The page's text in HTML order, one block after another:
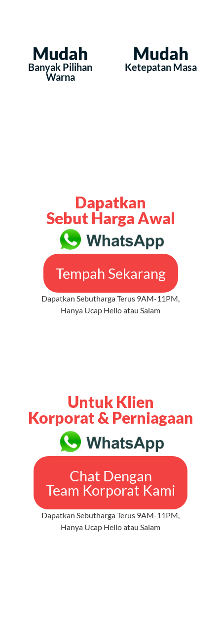
Mudah
Banyak Pilihan
Warna
Mudah
Ketepatan Masa
Dapatkan
Sebut Harga Awal
Tempah Sekarang
Dapatkan Sebutharga Terus 9AM-11PM,
Hanya Ucap Hello atau Salam
Untuk Klien
Korporat & Perniagaan
Chat Dengan
Team Korporat Kami
Dapatkan Sebutharga Terus 9AM-11PM,
Hanya Ucap Hello atau Salam